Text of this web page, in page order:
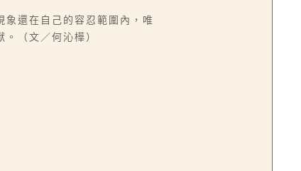
還在自己的容忍範圍內，唯
（文／何沁樺）